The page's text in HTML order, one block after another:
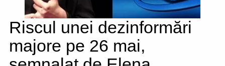
Riscul unei dezinformări
majore pe 26 mai,